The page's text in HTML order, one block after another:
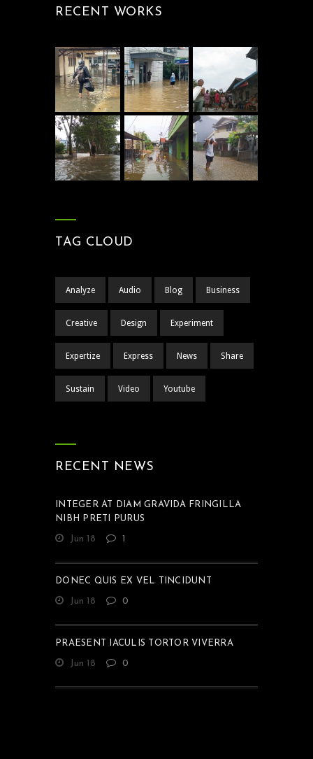
RECENT WORKS
TAG CLOUD
Analyze Audio Blog Business
Creative Design Experiment
Expertize Express News Share
Sustain Video Youtube
RECENT NEWS
INTEGER AT DIAM GRAVIDA FRINGILLA
NIBH PRETI PURUS
Jun 18 1
DONEC QUIS EX VEL TINCIDUNT
Jun 18 0
PRAESENT IACULIS TORTOR VIVERRA
Jun 18 0